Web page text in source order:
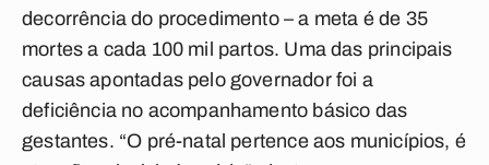
decorrência do procedimento – a meta é de 35
mortes a cada 100 mil partos. Uma das principais
causas apontadas pelo governador foi a
deficiência no acompanhamento básico das
gestantes. “O pré-natal pertence aos municípios, é